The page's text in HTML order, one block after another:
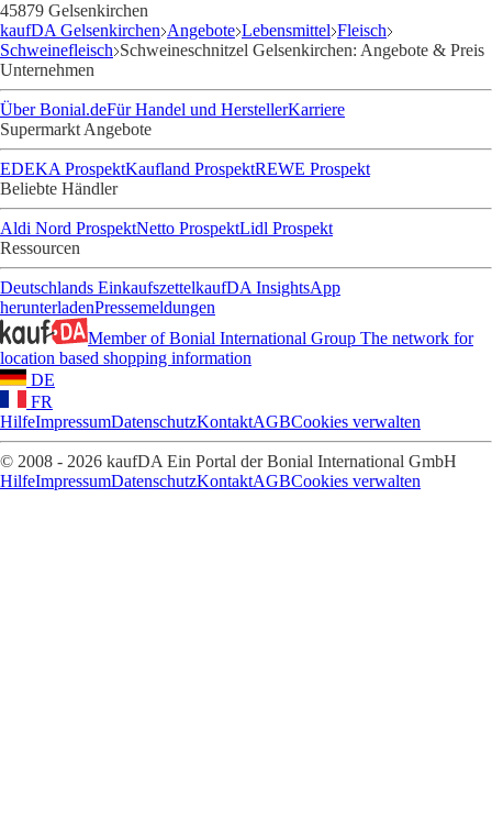
45879 Gelsenkirchen
kaufDA Gelsenkirchen Angebote Lebensmittel Fleisch
Schweinefleisch Schweineschnitzel Gelsenkirchen: Angebote & Preis
Unternehmen
Über Bonial.deFür Handel und HerstellerKarriere
Supermarkt Angebote
EDEKA ProspektKaufland ProspektREWE Prospekt
Beliebte Händler
Aldi Nord ProspektNetto ProspektLidl Prospekt
Ressourcen
Deutschlands EinkaufszettelkaufDA InsightsApp
herunterladenPressemeldungen
Member of Bonial International Group The network for
location based shopping information
DE
FR
HilfeImpressumDatenschutzKontaktAGBCookies verwalten
© 2008 - 2026 kaufDA Ein Portal der Bonial International GmbH
HilfeImpressumDatenschutzKontaktAGBCookies verwalten